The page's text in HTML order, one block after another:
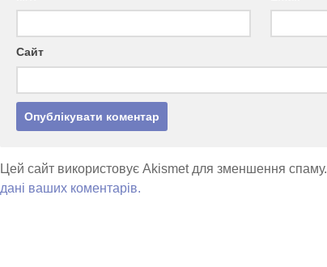
Сайт
Цей сайт використовує Akismet для зменшення спаму.
дані ваших коментарів.